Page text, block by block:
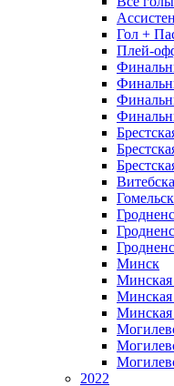
Гол +
Плей-
Минск
Минская
Минская
Минская
2022